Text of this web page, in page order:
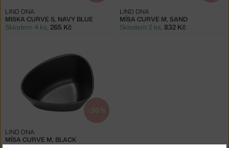
MISKA CURVE S, NAVY BLUE
LIND DNA
Skladem 4 ks 265 Kč
MÍSA CURVE M, SAND
LIND DNA
Skladem 2 ks 832 Kč
−30 %
MÍSA CURVE M, BLACK
LIND DNA